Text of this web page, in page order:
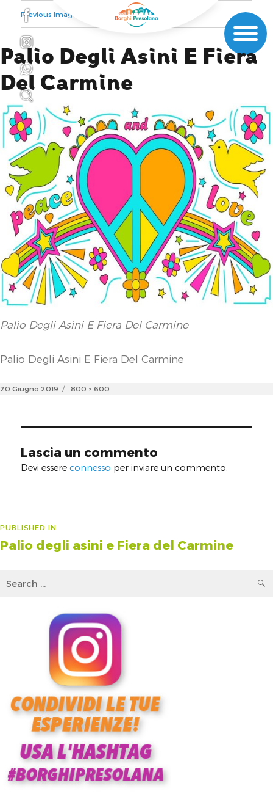
Previous Image Next Image
Palio Degli Asini E Fiera
Del Carmine
Palio Degli Asini E Fiera Del Carmine
Palio Degli Asini E Fiera Del Carmine
Posted
20 Giugno 2019
Full
800 × 600
Lascia un commento
Devi essereconnesso per inviare un commento.
Navigazione
articoli
PUBLISHED IN
Palio degli asini e Fiera del Carmine